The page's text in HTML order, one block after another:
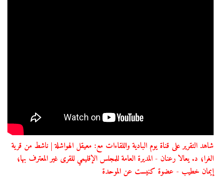
شاهد التقرير على قناة يوم البادية واللقاءات مع: معيقل الهواشلة | ناشط من قرية
الغرا؛ د. يعالا رعنان - المديرة العامة للمجلس الإقليمي للقرى غير المعترف بها؛
إيمان خطيب - عضوة كنيست عن الموحدة